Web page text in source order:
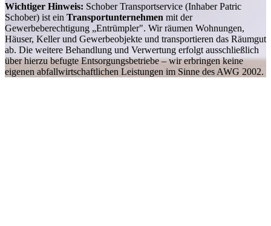
Wichtiger Hinweis: Schober Transportservice (Inhaber Patric
Schober) ist ein Transportunternehmen mit der
Gewerbeberechtigung „Entrümpler". Wir räumen Wohnungen,
Häuser, Keller und Gewerbeobjekte und transportieren das Räumgut
ab. Die weitere Behandlung und Verwertung erfolgt ausschließlich
über hierzu befugte Entsorgungsbetriebe – wir erbringen keine
eigenen abfallwirtschaftlichen Leistungen im Sinne des AWG 2002.